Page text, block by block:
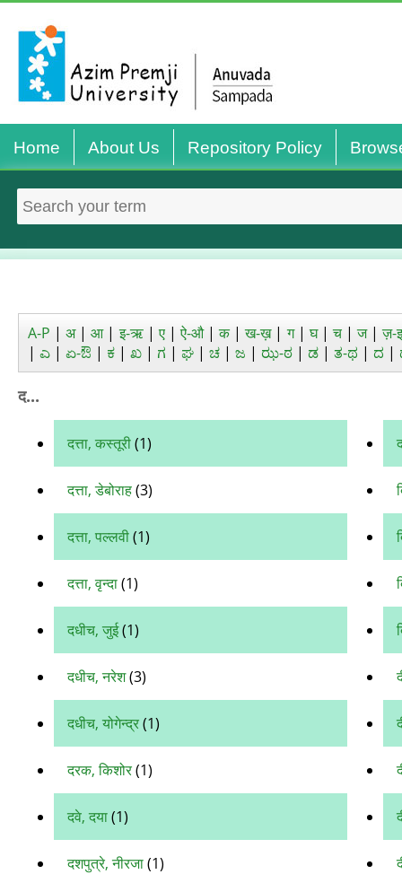
Home About Us Repository Policy
A-P |अ|आ|इ-ऋ|ए|ऐ-औ|क|ख-ख़|ग|घ|च|ज|ज़-
| ಎ | ಏ-ಔ | ಕ | ಖ | ಗ | ಘ | ಚ | ಜ | ಝ-ಠ | ಡ | ತ-ಥ | ದ |
द...
दत्ता, कस्तूरी(1)
दत्ता, डेबोराह(3)
दत्ता, पल्लवी(1)
दत्ता, वृन्दा(1)
दधीच, जुई(1)
दधीच, नरेश(3)
दधीच, योगेन्द्र(1)
दरक, किशोर(1)
दवे, दया(1)
दशपुत्रे, नीरजा(1)